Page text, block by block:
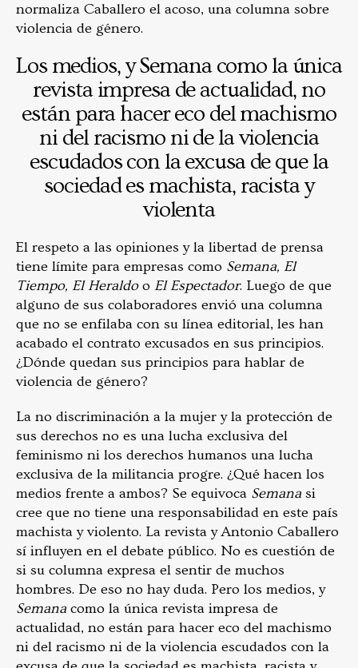
normaliza Caballero el acoso, una columna sobre
violencia de género.
Los medios, y Semana como la única
revista impresa de actualidad, no
están para hacer eco del machismo
ni del racismo ni de la violencia
escudados con la excusa de que la
sociedad es machista, racista y
violenta
El respeto a las opiniones y la libertad de prensa
tiene límite para empresas como Semana, El
Tiempo, El Heraldoo El Espectador. Luego de que
alguno de sus colaboradores envió una columna
que no se enfilaba con su línea editorial, les han
acabado el contrato excusados en sus principios.
¿Dónde quedan sus principios para hablar de
violencia de género?
La no discriminación a la mujer y la protección de
sus derechos no es una lucha exclusiva del
feminismo ni los derechos humanos una lucha
exclusiva de la militancia progre. ¿Qué hacen los
medios frente a ambos? Se equivoca Semana si
cree que no tiene una responsabilidad en este país
machista y violento. La revista y Antonio Caballero
sí influyen en el debate público. No es cuestión de
si su columna expresa el sentir de muchos
hombres. De eso no hay duda. Pero los medios, y
Semana como la única revista impresa de
actualidad, no están para hacer eco del machismo
ni del racismo ni de la violencia escudados con la